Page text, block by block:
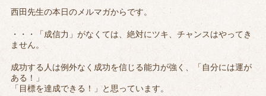
西田先生の本日のメルマガからです。
・・・「成信力」がなくては、絶対にツキ、チャンスはやってき
ません。
成功する人は例外なく成功を信じる能力が強く、「自分には運が
ある！」
「目標を達成できる！」と思っています。